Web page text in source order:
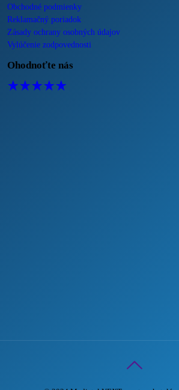
Obchodné podmienky
Reklamačný poriadok
Zásady ochrany osobných údajov
Vylúčenie zodpovednosti
Ohodnoťte nás